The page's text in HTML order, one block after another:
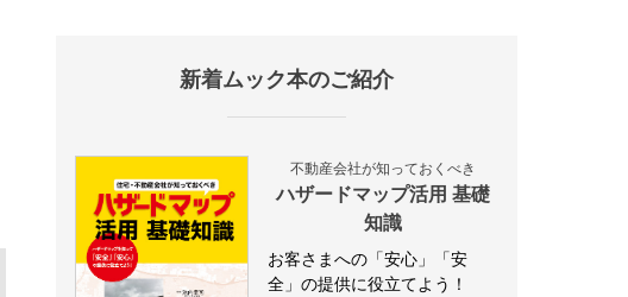
新着ムック本のご紹介
不動産会社が知っておくべき
ハザードマップ活用 基礎
知識
お客さまへの「安心」「安
全」の提供に役立てよう！